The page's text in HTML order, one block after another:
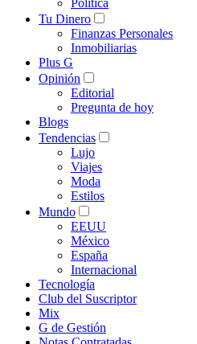
Política
Tu Dinero
Finanzas Personales
Inmobiliarias
Plus G
Opinión
Editorial
Pregunta de hoy
Blogs
Tendencias
Lujo
Viajes
Moda
Estilos
Mundo
EEUU
México
España
Internacional
Tecnología
Club del Suscriptor
Mix
G de Gestión